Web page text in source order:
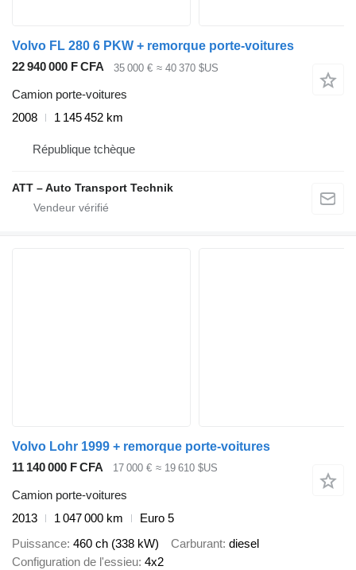
Volvo FL 280 6 PKW + remorque porte-voitures
22 940 000 F CFA
35 000 € ≈ 40 370 $US
Camion porte-voitures
2008
1 145 452 km
République tchèque
ATT – Auto Transport Technik
Volvo Lohr 1999 + remorque porte-voitures
11 140 000 F CFA
17 000 € ≈ 19 610 $US
Camion porte-voitures
2013
1 047 000 km
Euro 5
Puissance 460 ch (338 kW) Carburant diesel
Configuration de l'essieu 4x2